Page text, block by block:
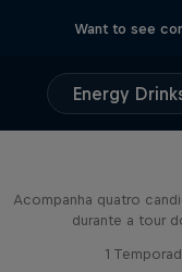
Want to see
Energy
Acompanha quatro
durante a tour
1